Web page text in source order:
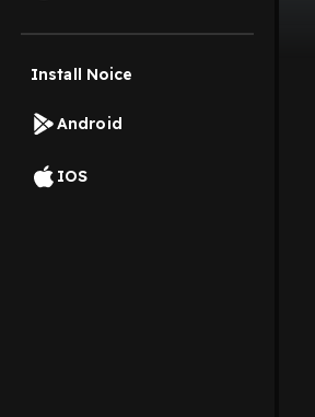
Install Noice
Android
IOS